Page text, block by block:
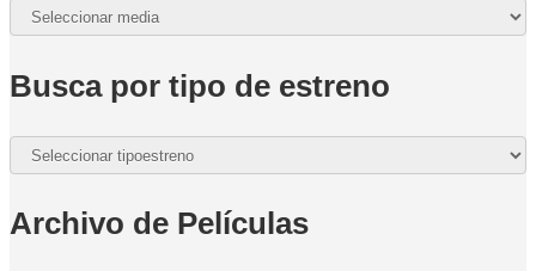
Busca por tipo de estreno
Archivo de Películas